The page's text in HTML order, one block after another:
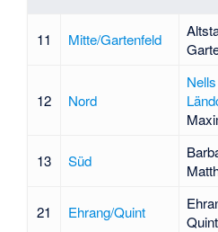
11 Mitte/Gartenfeld
12 Nord
Nells
13 Süd
21 Ehrang/Quint
Quint